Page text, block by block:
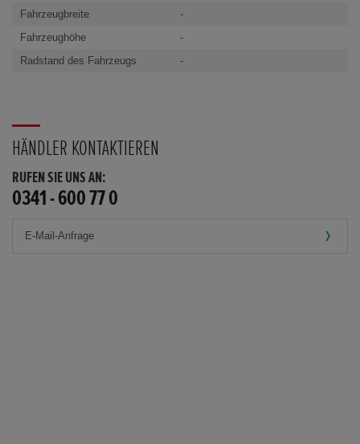
Fahrzeugbreite
-
Fahrzeughöhe
-
Radstand des Fahrzeugs
-
HÄNDLER KONTAKTIEREN
RUFEN SIE UNS AN:
0341 - 600 77 0